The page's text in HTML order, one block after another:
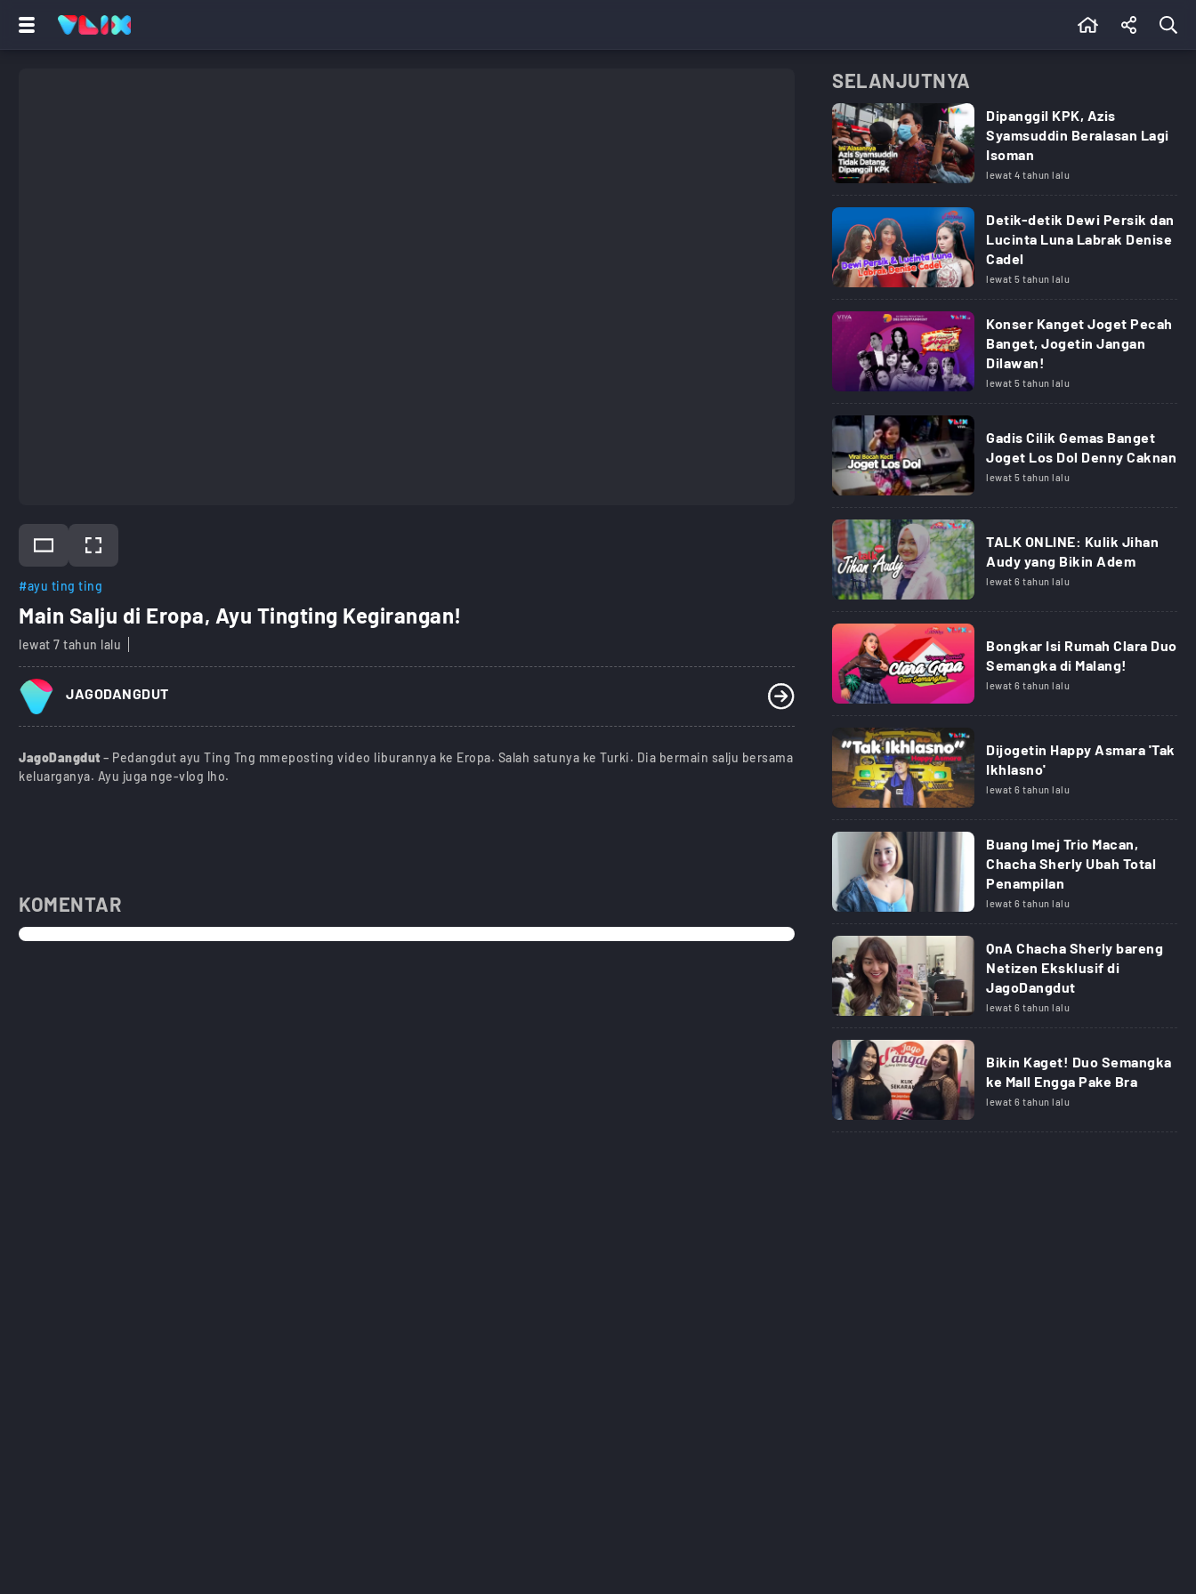
#ayu ting ting
Main Salju di Eropa, Ayu Tingting Kegirangan!
lewat 7 tahun lalu
JAGODANGDUT
JagoDangdut– Pedangdut ayu Ting Tng mmeposting video liburannya ke Eropa. Salah satunya ke Turki. Dia bermain salju bersama
keluarganya. Ayu juga nge-vlog lho.
KOMENTAR
SELANJUTNYA
Dipanggil KPK, Azis
Syamsuddin Beralasan Lagi
Isoman
lewat 4 tahun lalu
Detik-detik Dewi Persik dan
Lucinta Luna Labrak Denise
Cadel
lewat 5 tahun lalu
Konser Kanget Joget Pecah
Banget, Jogetin Jangan
Dilawan!
lewat 5 tahun lalu
Gadis Cilik Gemas Banget
Joget Los Dol Denny Caknan
lewat 5 tahun lalu
TALK ONLINE: Kulik Jihan
Audy yang Bikin Adem
lewat 6 tahun lalu
Bongkar Isi Rumah Clara Duo
Semangka di Malang!
lewat 6 tahun lalu
Dijogetin Happy Asmara 'Tak
Ikhlasno'
lewat 6 tahun lalu
Buang Imej Trio Macan,
Chacha Sherly Ubah Total
Penampilan
lewat 6 tahun lalu
QnA Chacha Sherly bareng
Netizen Eksklusif di
JagoDangdut
lewat 6 tahun lalu
Bikin Kaget! Duo Semangka
ke Mall Engga Pake Bra
lewat 6 tahun lalu